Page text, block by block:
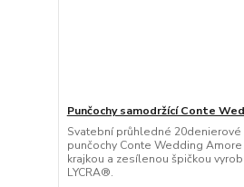
Punčochy samodržící Conte
Svatební průhledné 20denierové
punčochy Conte Wedding
krajkou a zesílenou špičkou
LYCRA®.